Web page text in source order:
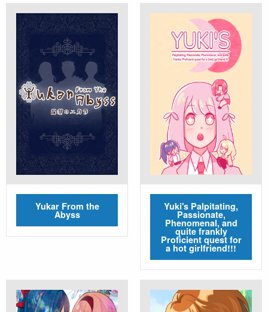
Yukar From the
Abyss
Yuki's Palpitating,
Passionate,
Phenomenal, and
quite frankly
Proficient quest for
a hot girlfriend!!!